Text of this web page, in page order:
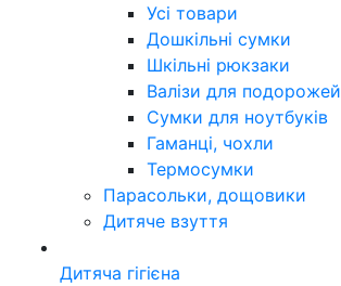
Усі товари
Дошкільні сумки
Шкільні рюкзаки
Валізи для подорожей
Сумки для ноутбуків
Гаманці, чохли
Термосумки
Парасольки, дощовики
Дитяче взуття
Дитяча гігієна